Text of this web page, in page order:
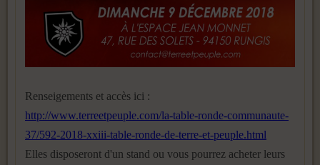
Renseigements et accès ici :
http://www.terreetpeuple.com/la-table-ronde-communaute-
37/592-2018-xxiii-table-ronde-de-terre-et-peuple.html
Elles disposeront d'un stand ou vous pourrez acheter leurs